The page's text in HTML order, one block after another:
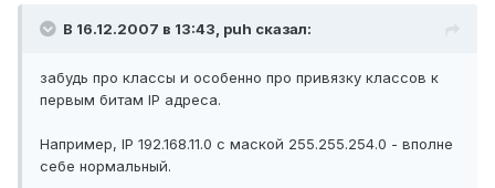
В 16.12.2007 в 13:43, puh сказал:
забудь про классы и особенно про привязку классов к
первым битам IP адреса.
Например, IP 192.168.11.0 с маской 255.255.254.0 - вполне
себе нормальный.